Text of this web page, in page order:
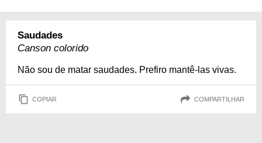
Saudades
Canson colorido
Não sou de matar saudades. Prefiro mantê-las vivas.
COPIAR COMPARTILHAR